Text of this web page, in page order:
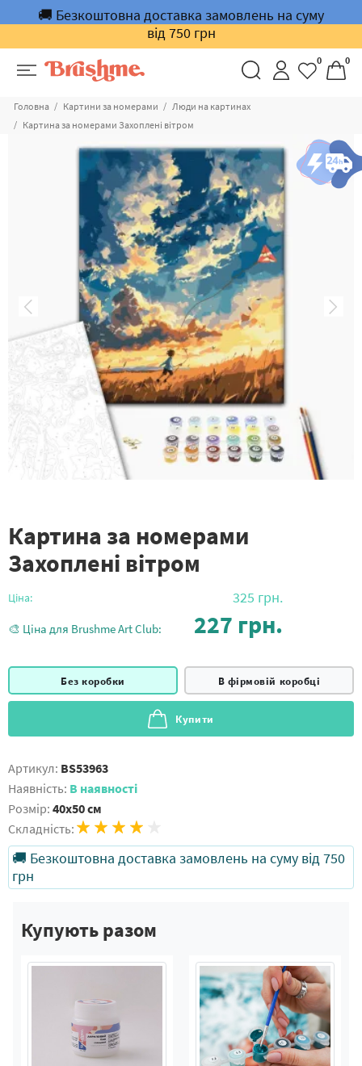
🚚 Безкоштовна доставка замовлень на суму
від 750 грн
0 0
Головна Картини за номерами
Люди на картинах
Картина за номерами Захоплені вітром
Картина за номерами
Захоплені вітром
Ціна: 325 грн.
🎨 Ціна для Brushme Art Club: 227 грн.
Без коробки В фірмовій коробці
Купити
Артикул: BS53963
Наявність: В наявності
Розмір: 40x50 см
Складність:
🚚 Безкоштовна доставка замовлень на суму від 750
грн
Купують разом